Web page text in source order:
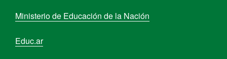
Ministerio de Educación de la Nación
Educ.ar